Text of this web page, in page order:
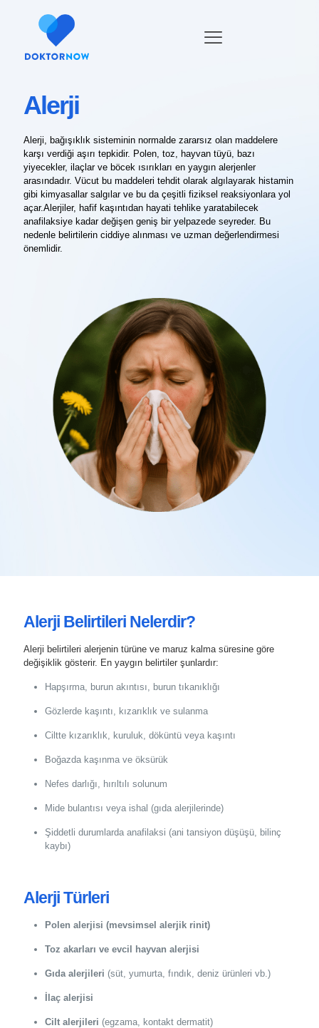
Alerji
Alerji, bağışıklık sisteminin normalde zararsız olan maddelere
karşı verdiği aşırı tepkidir. Polen, toz, hayvan tüyü, bazı
yiyecekler, ilaçlar ve böcek ısırıkları en yaygın alerjenler
arasındadır. Vücut bu maddeleri tehdit olarak algılayarak histamin
gibi kimyasallar salgılar ve bu da çeşitli fiziksel reaksiyonlara yol
açar.Alerjiler, hafif kaşıntıdan hayati tehlike yaratabilecek
anafilaksiye kadar değişen geniş bir yelpazede seyreder. Bu
nedenle belirtilerin ciddiye alınması ve uzman değerlendirmesi
önemlidir.
Alerji Belirtileri Nelerdir?
Alerji belirtileri alerjenin türüne ve maruz kalma süresine göre
değişiklik gösterir. En yaygın belirtiler şunlardır:
Hapşırma, burun akıntısı, burun tıkanıklığı
Gözlerde kaşıntı, kızarıklık ve sulanma
Ciltte kızarıklık, kuruluk, döküntü veya kaşıntı
Boğazda kaşınma ve öksürük
Nefes darlığı, hırıltılı solunum
Mide bulantısı veya ishal (gıda alerjilerinde)
Şiddetli durumlarda anafilaksi (ani tansiyon düşüşü, bilinç
kaybı)
Alerji Türleri
Polen alerjisi (mevsimsel alerjik rinit)
Toz akarları ve evcil hayvan alerjisi
Gıda alerjileri (süt, yumurta, fındık, deniz ürünleri vb.)
İlaç alerjisi
Cilt alerjileri (egzama, kontakt dermatit)